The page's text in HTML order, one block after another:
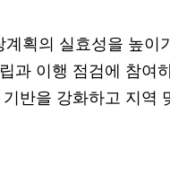
계획의 실효성을 높
과 이행 점검에 참여
반을 강화하고 지역